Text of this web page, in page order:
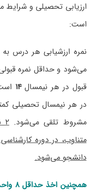
ارزیابی تحصیلی و
است:‌
قبول در هر نیمسال۱۴
مشروط تلقی می‌شود.
متناوب، در دوره
دانشجو می‌شود.